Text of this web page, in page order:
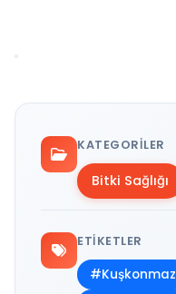
KATEGORILER
Bitki Sağlığı
ETIKETLER
#Kuşkonmaz